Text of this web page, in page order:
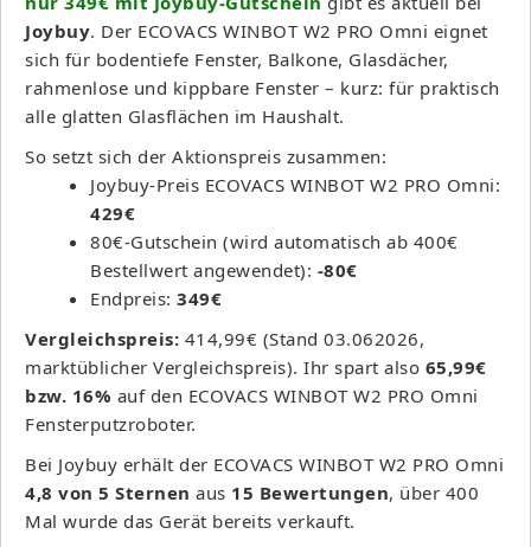
Joybuy. Der ECOVACS WINBOT W2 PRO Omni eignet
sich für bodentiefe Fenster, Balkone, Glasdächer,
rahmenlose und kippbare Fenster – kurz: für praktisch
alle glatten Glasflächen im Haushalt.
So setzt sich der Aktionspreis zusammen:
Joybuy-Preis ECOVACS WINBOT W2 PRO Omni:
429€
80€-Gutschein (wird automatisch ab 400€
Bestellwert angewendet): -80€
Endpreis: 349€
Vergleichspreis: 414,99€ (Stand 03.062026,
marktüblicher Vergleichspreis). Ihr spart also 65,99€
bzw. 16% auf den ECOVACS WINBOT W2 PRO Omni
Fensterputzroboter.
Bei Joybuy erhält der ECOVACS WINBOT W2 PRO Omni
4,8 von 5 Sternen aus 15 Bewertungen, über 400
Mal wurde das Gerät bereits verkauft.